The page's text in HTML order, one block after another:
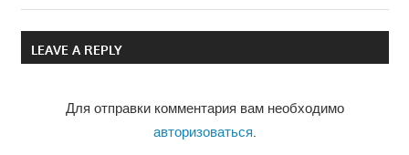
Навигация
по
Post:
LEAVE A REPLY
Для отправки комментария вам необходимо
авторизоваться